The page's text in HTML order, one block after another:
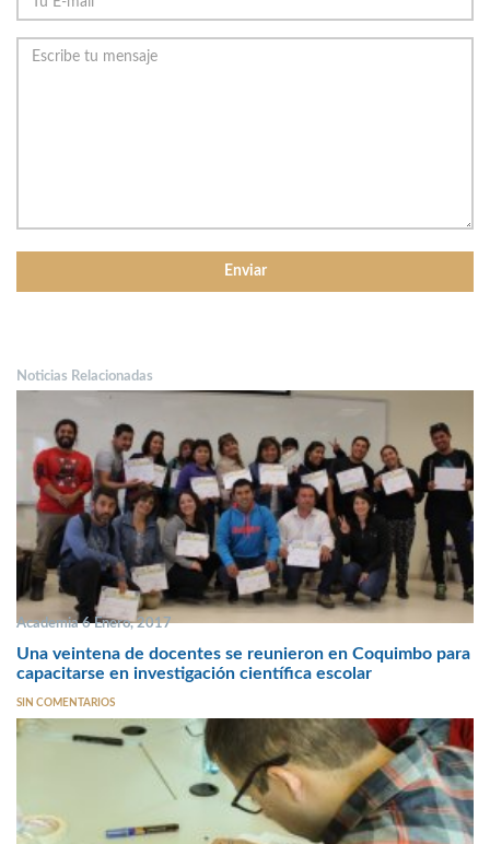
Noticias Relacionadas
Academia 6 Enero, 2017
Una veintena de docentes se reunieron en Coquimbo para
capacitarse en investigación científica escolar
SIN COMENTARIOS